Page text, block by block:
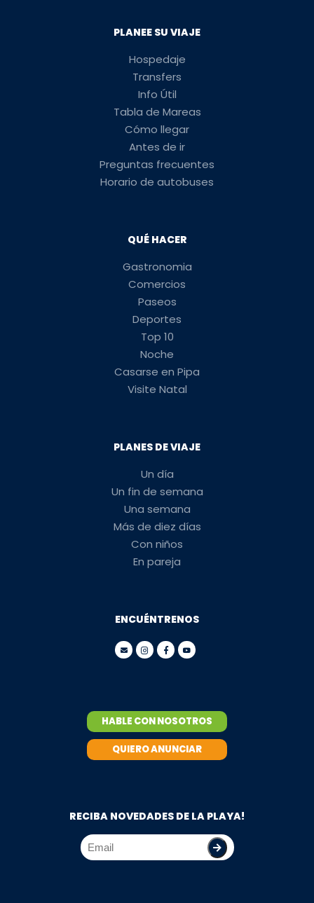
PLANEE SU VIAJE
Hospedaje
Transfers
Info Útil
Tabla de Mareas
Cómo llegar
Antes de ir
Preguntas frecuentes
Horario de autobuses
QUÉ HACER
Gastronomia
Comercios
Paseos
Deportes
Top 10
Noche
Casarse en Pipa
Visite Natal
PLANES DE VIAJE
Un día
Un fin de semana
Una semana
Más de diez días
Con niños
En pareja
ENCUÉNTRENOS
HABLE CON NOSOTROS
QUIERO ANUNCIAR
RECIBA NOVEDADES DE LA PLAYA!